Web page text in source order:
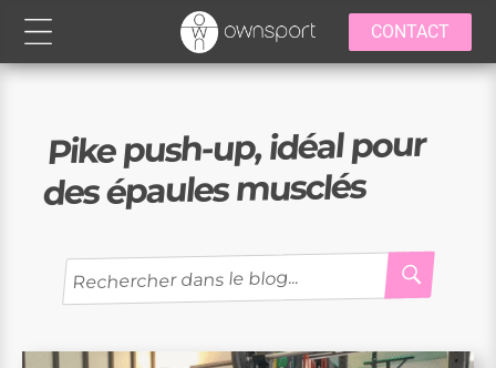
CONTACT
Pike push-up, idéal pour
des épaules musclés
Recherche
pour